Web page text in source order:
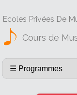
Ecoles Privées De
Cours de